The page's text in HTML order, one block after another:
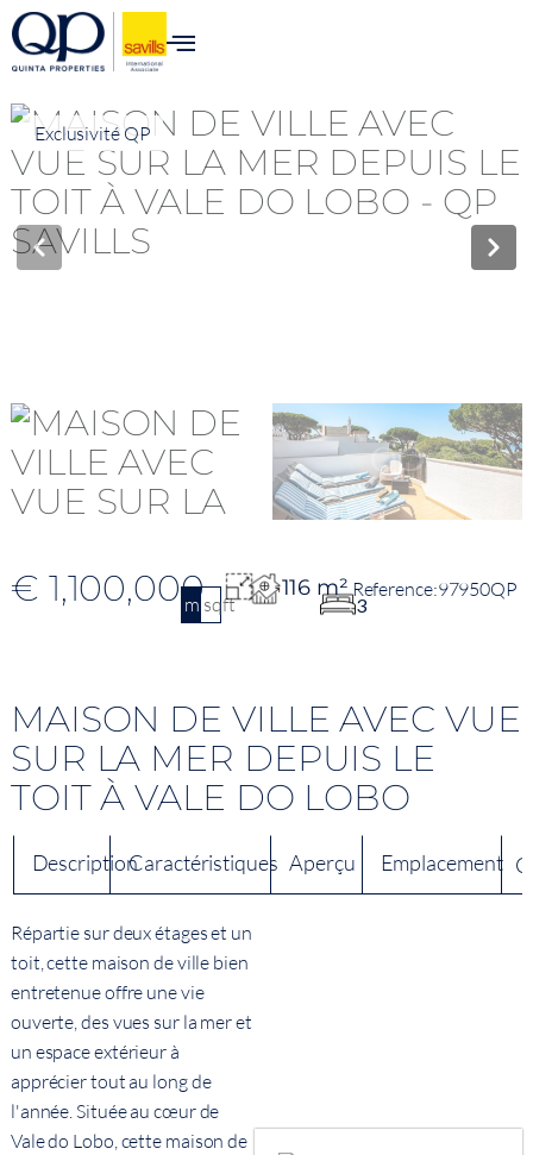
Exclusivité QP
€ 1,100,000
m2sqft
116 m²
3
97950QP
MAISON DE VILLE AVEC VUE
SUR LA MER DEPUIS LE
TOIT À VALE DO LOBO
DescriptionCaractéristiques Aperçu Emplacement
Répartie sur deux étages et un
toit, cette maison de ville bien
entretenue offre une vie
ouverte, des vues sur la mer et
un espace extérieur à
apprécier tout au long de
l'année. Située au cœur de
Vale do Lobo, cette maison de